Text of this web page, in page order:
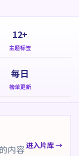
12+
主题标签
每日
榜单更新
内容进入片库 →